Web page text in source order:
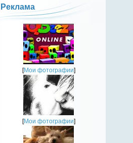
Реклама
[Мои фотографии]
[Мои фотографии]